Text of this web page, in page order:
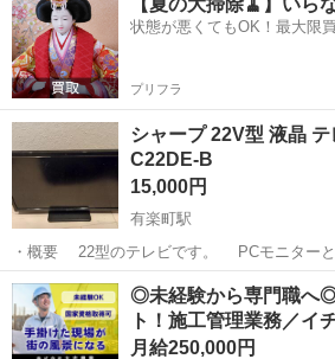
ば、それなりに楽しく観れると思います。 画面割れなし、液晶不良な
し、筐体も綺麗です。 古...
状態が悪くてもOK！最大限
プリフラ
シャープ 22V型 液晶
C22DE-B
15,000円
有楽町駅
・概要 22型のテレビです。 PCモニターと
ので、新しくモニターを購入するにあたり売却
東京 千代田区 有楽町駅 テレビ
◎未経験から専門職へ
ト！施工管理業務／イ
月給250,000円